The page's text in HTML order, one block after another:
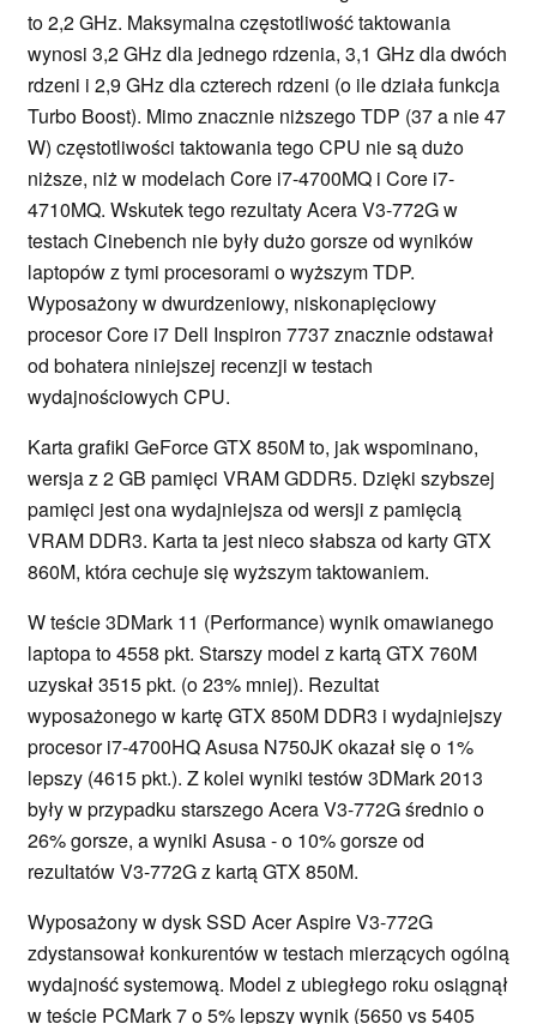
to 2,2 GHz. Maksymalna częstotliwość taktowania
wynosi 3,2 GHz dla jednego rdzenia, 3,1 GHz dla dwóch
rdzeni i 2,9 GHz dla czterech rdzeni (o ile działa funkcja
Turbo Boost). Mimo znacznie niższego TDP (37 a nie 47
W) częstotliwości taktowania tego CPU nie są dużo
niższe, niż w modelach Core i7-4700MQ i Core i7-
4710MQ. Wskutek tego rezultaty Acera V3-772G w
testach Cinebench nie były dużo gorsze od wyników
laptopów z tymi procesorami o wyższym TDP.
Wyposażony w dwurdzeniowy, niskonapięciowy
procesor Core i7 Dell Inspiron 7737 znacznie odstawał
od bohatera niniejszej recenzji w testach
wydajnościowych CPU.
Karta grafiki GeForce GTX 850M to, jak wspominano,
wersja z 2 GB pamięci VRAM GDDR5. Dzięki szybszej
pamięci jest ona wydajniejsza od wersji z pamięcią
VRAM DDR3. Karta ta jest nieco słabsza od karty GTX
860M, która cechuje się wyższym taktowaniem.
W teście 3DMark 11 (Performance) wynik omawianego
laptopa to 4558 pkt. Starszy model z kartą GTX 760M
uzyskał 3515 pkt. (o 23% mniej). Rezultat
wyposażonego w kartę GTX 850M DDR3 i wydajniejszy
procesor i7-4700HQ Asusa N750JK okazał się o 1%
lepszy (4615 pkt.). Z kolei wyniki testów 3DMark 2013
były w przypadku starszego Acera V3-772G średnio o
26% gorsze, a wyniki Asusa - o 10% gorsze od
rezultatów V3-772G z kartą GTX 850M.
Wyposażony w dysk SSD Acer Aspire V3-772G
zdystansował konkurentów w testach mierzących ogólną
wydajność systemową. Model z ubiegłego roku osiągnął
w teście PCMark 7 o 5% lepszy wynik (5650 vs 5405